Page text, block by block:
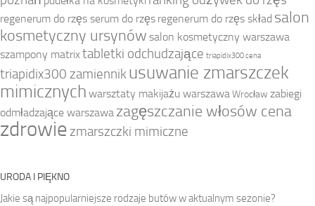
regenerum do rzęs serum do rzęs regenerum do rzęs skład salon
kosmetyczny ursynów salon kosmetyczny warszawa
szampony matrixtabletki odchudzające triapidix300 cena
triapidix300 zamiennikusuwanie zmarszczek
mimicznych warsztaty makijażu warszawaWrocław zabiegi
odmładzające warszawa zagęszczanie włosów cena
zdrowiezmarszczki mimiczne
URODA I PIĘKNO
Jakie są najpopularniejsze rodzaje butów w aktualnym sezonie?